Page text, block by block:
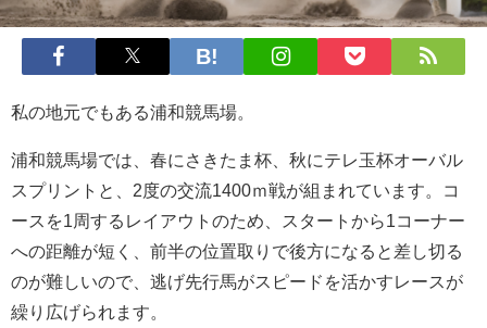
私の地元でもある浦和競馬場。
浦和競馬場では、春にさきたま杯、秋にテレ玉杯オーバル
スプリントと、2度の交流1400ｍ戦が組まれています。コ
ースを1周するレイアウトのため、スタートから1コーナー
への距離が短く、前半の位置取りで後方になると差し切る
のが難しいので、逃げ先行馬がスピードを活かすレースが
繰り広げられます。